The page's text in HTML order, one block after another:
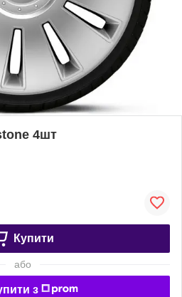
4шт
Купити
або
з